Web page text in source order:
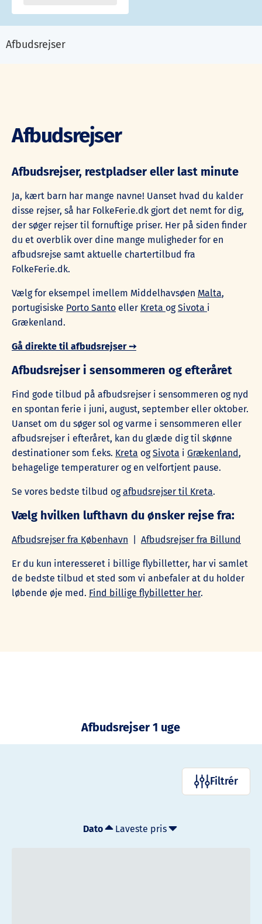
Afbudsrejser
Afbudsrejser
Afbudsrejser, restpladser eller last minute
Ja, kært barn har mange navne! Uanset hvad du kalder
disse rejser, så har FolkeFerie.dk gjort det nemt for dig,
der søger rejser til fornuftige priser. Her på siden finder
du et overblik over dine mange muligheder for en
afbudsrejse samt aktuelle chartertilbud fra
FolkeFerie.dk.
Vælg for eksempel imellem Middelhavsøen Malta,
portugisiske Porto Santo eller Kreta ogSivota i
Grækenland.
Gå direkte til afbudsrejser ➙
Afbudsrejser i sensommeren og efteråret
Find gode tilbud på afbudsrejser i sensommeren og nyd
en spontan ferie i juni, august, september eller oktober.
Uanset om du søger sol og varme i sensommeren eller
afbudsrejser i efteråret, kan du glæde dig til skønne
destinationer som f.eks. Kreta ogSivota i Grækenland,
behagelige temperaturer og en velfortjent pause.
Se vores bedste tilbud ogafbudsrejser til Kreta.
Vælg hvilken lufthavn du ønsker rejse fra:
Afbudsrejser fra København Afbudsrejser fra Billund
Er du kun interesseret i billige flybilletter, har vi samlet
de bedste tilbud et sted som vi anbefaler at du holder
løbende øje med. Find billige flybilletter her.
Afbudsrejser 1 uge
Filtrér
Dato Laveste pris